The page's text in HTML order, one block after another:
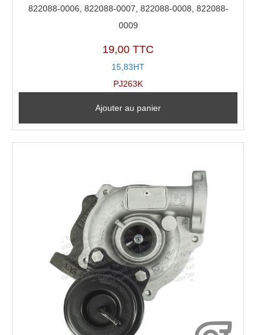
822088-0006, 822088-0007, 822088-0008, 822088-
0009
19,00 TTC
15,83HT
PJ263K
Ajouter au panier